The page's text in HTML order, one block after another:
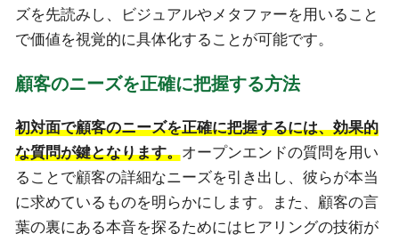
ズを先読みし、ビジュアルやメタファーを用いること
で価値を視覚的に具体化することが可能です。
顧客のニーズを正確に把握する方法
初対面で顧客のニーズを正確に把握するには、効果的
な質問が鍵となります。オープンエンドの質問を用い
ることで顧客の詳細なニーズを引き出し、彼らが本当
に求めているものを明らかにします。また、顧客の言
葉の裏にある本音を探るためにはヒアリングの技術が